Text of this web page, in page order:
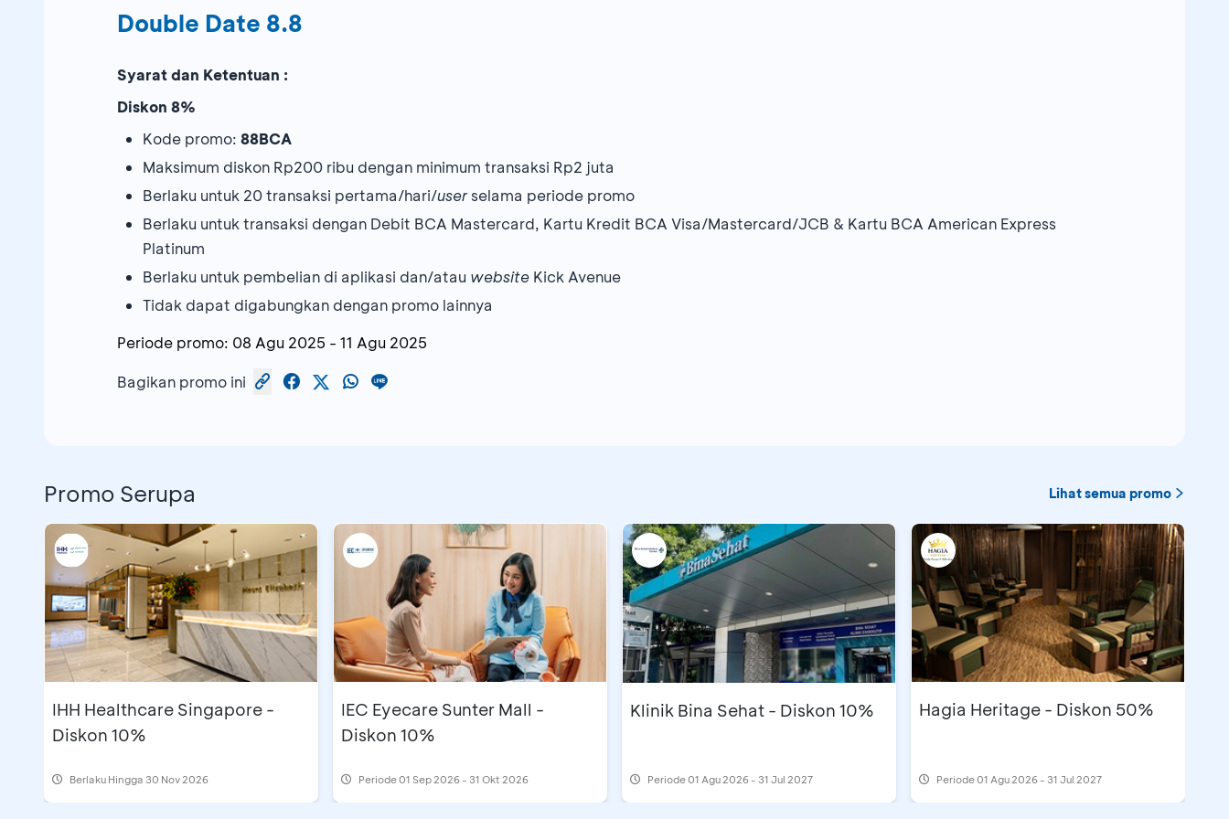
Double Date 8.8
Syarat dan Ketentuan :
Diskon 8%
Kode promo: 88BCA
Maksimum diskon Rp200 ribu dengan minimum transaksi Rp2 juta
Berlaku untuk 20 transaksi pertama/hari/userselama periode promo
Berlaku untuk transaksi dengan Debit BCA Mastercard, Kartu Kredit BCA Visa/Mastercard/JCB & Kartu BCA American Express
Platinum
Berlaku untuk pembelian di aplikasi dan/atau website Kick Avenue
Tidak dapat digabungkan dengan promo lainnya
Periode promo: 08 Agu 2025 - 11 Agu 2025
Bagikan promo ini
Promo Serupa Lihat semua promo
IHH Healthcare Singapore -
Diskon 10%
Berlaku Hingga 30 Nov 2026
IEC Eyecare Sunter Mall -
Diskon 10%
Periode01 Sep 2026 - 31 Okt 2026
Klinik Bina Sehat - Diskon 10%
Periode01 Agu 2026 - 31 Jul 2027
Hagia Heritage - Diskon 50%
Periode01 Agu 2026 - 31 Jul 2027